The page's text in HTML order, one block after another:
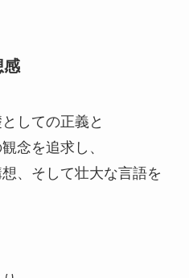
感
しての正義と
念を追求し、
、そして壮大な言語を